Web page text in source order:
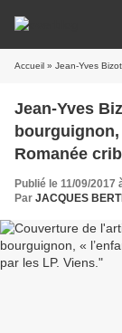
Accueil » Jean-Yves Bizot le Saint
Jean-Yves
bourguignon,
Romanée
Publié le 11/09/2017
Par JACQUES